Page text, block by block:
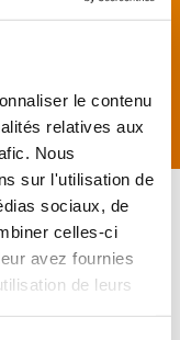
le contenu
relatives aux
Nous
sur l'utilisation de
sociaux, de
celles-ci
avez fournies
de leurs